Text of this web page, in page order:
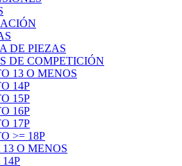
DE PIEZAS
DE COMPETICIÓN
13 O MENOS
14P
15P
16P
17P
>= 18P
O MENOS